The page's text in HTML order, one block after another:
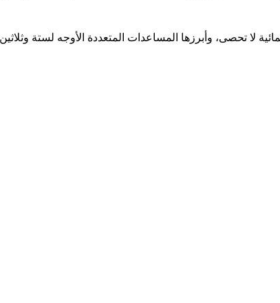
لا تحصى، وأبرزها المساعدات المتعددة الأوجه لستة